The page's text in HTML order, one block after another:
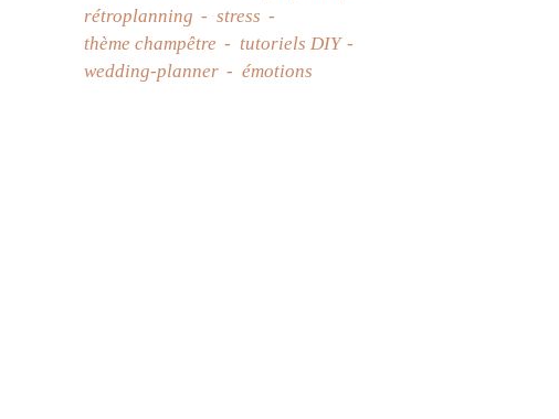
rétroplanning
stress
thème champêtre
tutoriels DIY
wedding-planner
émotions